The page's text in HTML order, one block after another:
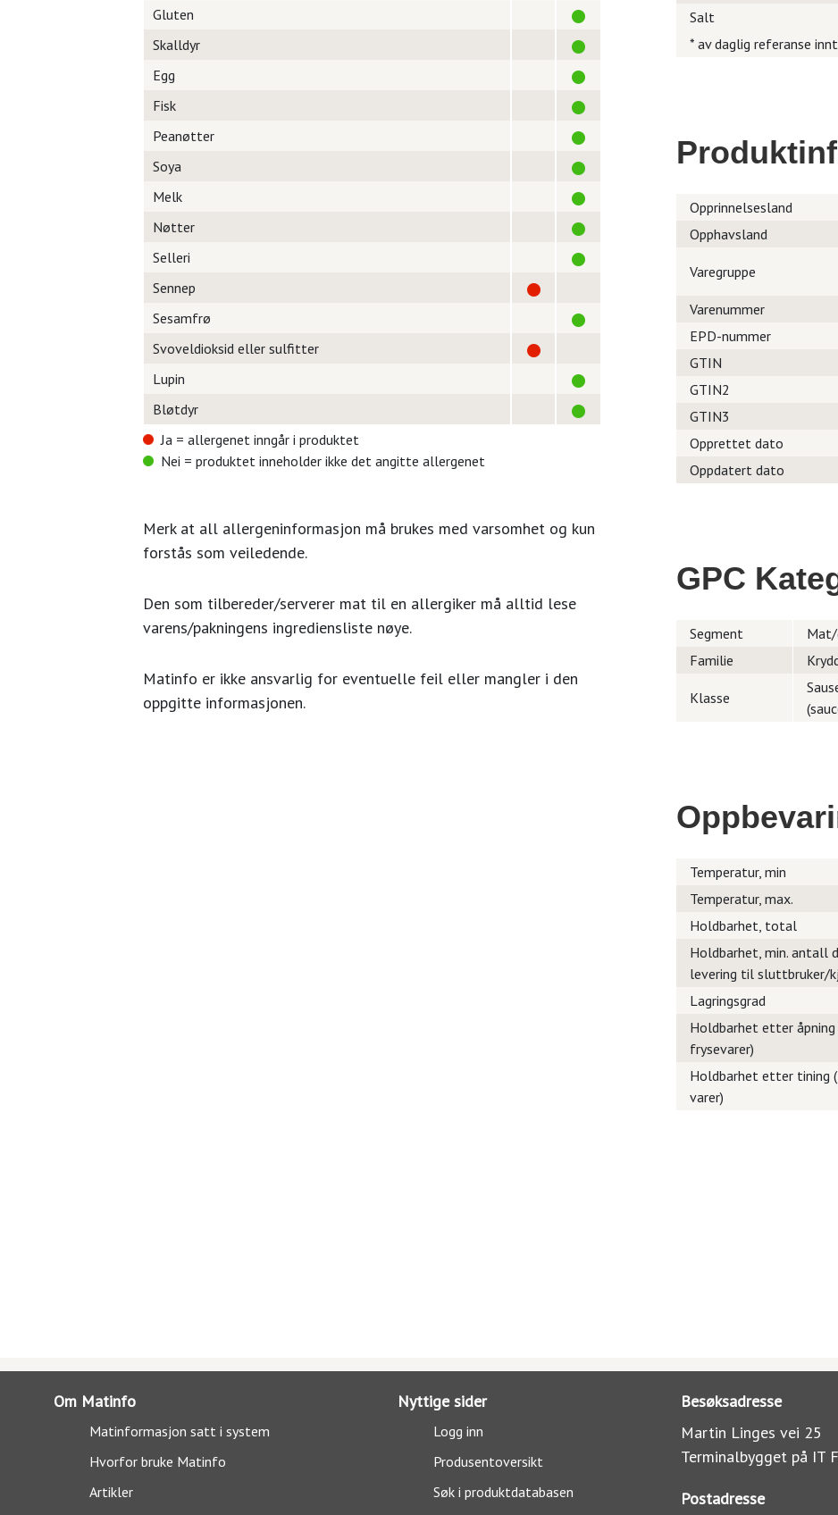
Gluten
Skalldyr
Egg
Fisk
Peanøtter
Soya
Melk
Nøtter
Selleri
Sennep
Sesamfrø
Svoveldioksid eller sulfitter
Lupin
Bløtdyr
Ja = allergenet inngår i produktet
Nei = produktet inneholder ikke det angitte allergenet
Merk at all allergeninformasjon må brukes med varsomhet og kun
forstås som veiledende.
Den som tilbereder/serverer mat til en allergiker må alltid lese
varens/pakningens ingrediensliste nøye.
Matinfo er ikke ansvarlig for eventuelle feil eller mangler i den
oppgitte informasjonen.
Salt
* av daglig referanse
Opprinnelsesland
Opphavsland
Varegruppe
Varenummer
EPD-nummer
GTIN
GTIN2
GTIN3
Opprettet dato
Oppdatert dato
GPC
Segment
Familie
Klasse
Temperatur, min
Temperatur, max.
Holdbarhet, total
Holdbarhet, min. antall
levering til sluttbruker/
Lagringsgrad
Holdbarhet etter
frysevarer)
Holdbarhet etter tining
varer)
Om Matinfo
Matinformasjon satt i system
Hvorfor bruke Matinfo
Artikler
Nyttige sider
Logg inn
Produsentoversikt
Søk i produktdatabasen
Besøksadresse
Martin Linges vei 25
Terminalbygget på IT
Postadresse